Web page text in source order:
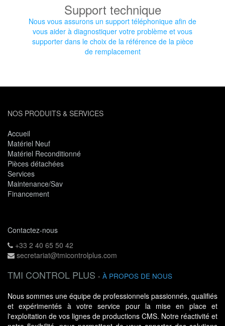
Support technique
Nous vous assurons un support téléphonique afin de
vous aider à diagnostiquer votre problème et vous
supporter dans le choix de la référence de la pièce
de remplacement
NOS PRODUITS & SERVICES
Accueil
Matériel Neuf
Matériel Reconditionné
Pièces détachées
Services
Maintenance/Sav
Financement
Contactez-nous
+33 2 40 65 50 42
secretariat@tmicontrolplus.com
TMI CONTROL PLUS - À PROPOS DE NOUS
Nous sommes une équipe de professionnels passionnés, qualifiés
et expérimentés à votre service pour la mise en place et
l'exploitation de vos lignes de productions CMS. Notre réactivité et